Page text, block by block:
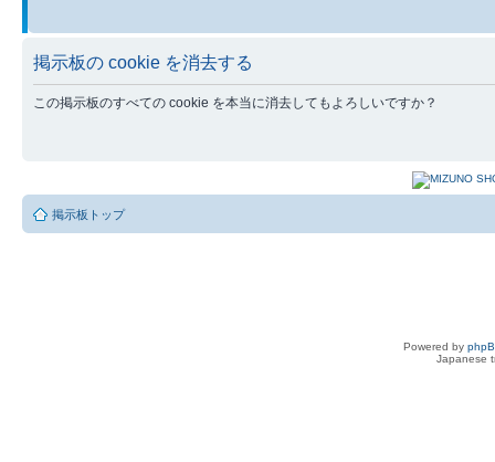
掲示板の cookie を消去する
この掲示板のすべての cookie を本当に消去してもよろしいですか？
掲示板トップ
Powered by
Japanese